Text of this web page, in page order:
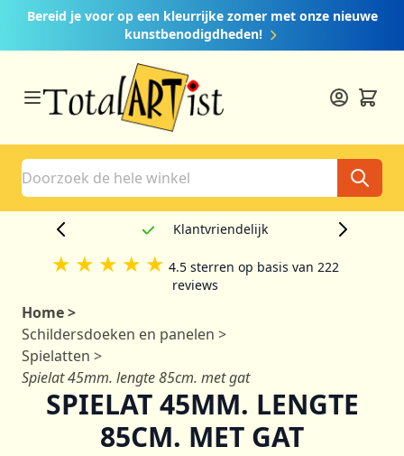
Ga naar de inhoud
Bereid je voor op een kleurrijke zomer met onze nieuwe
kunstbenodigdheden!
Search
Klantvriendelijk
★ ★ ★ ★ ★ 4.5 sterren op basis van 222
reviews
Home>
Schildersdoeken en panelen >
Spielatten >
Spielat 45mm. lengte 85cm. met gat
SPIELAT 45MM. LENGTE
85CM. MET GAT